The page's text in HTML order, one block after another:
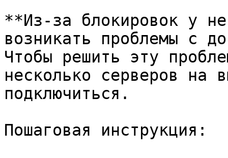
**Из-за блокировок у
возникать проблемы с
Чтобы решить эту
несколько серверов на
подключиться.
Пошаговая инструкция: